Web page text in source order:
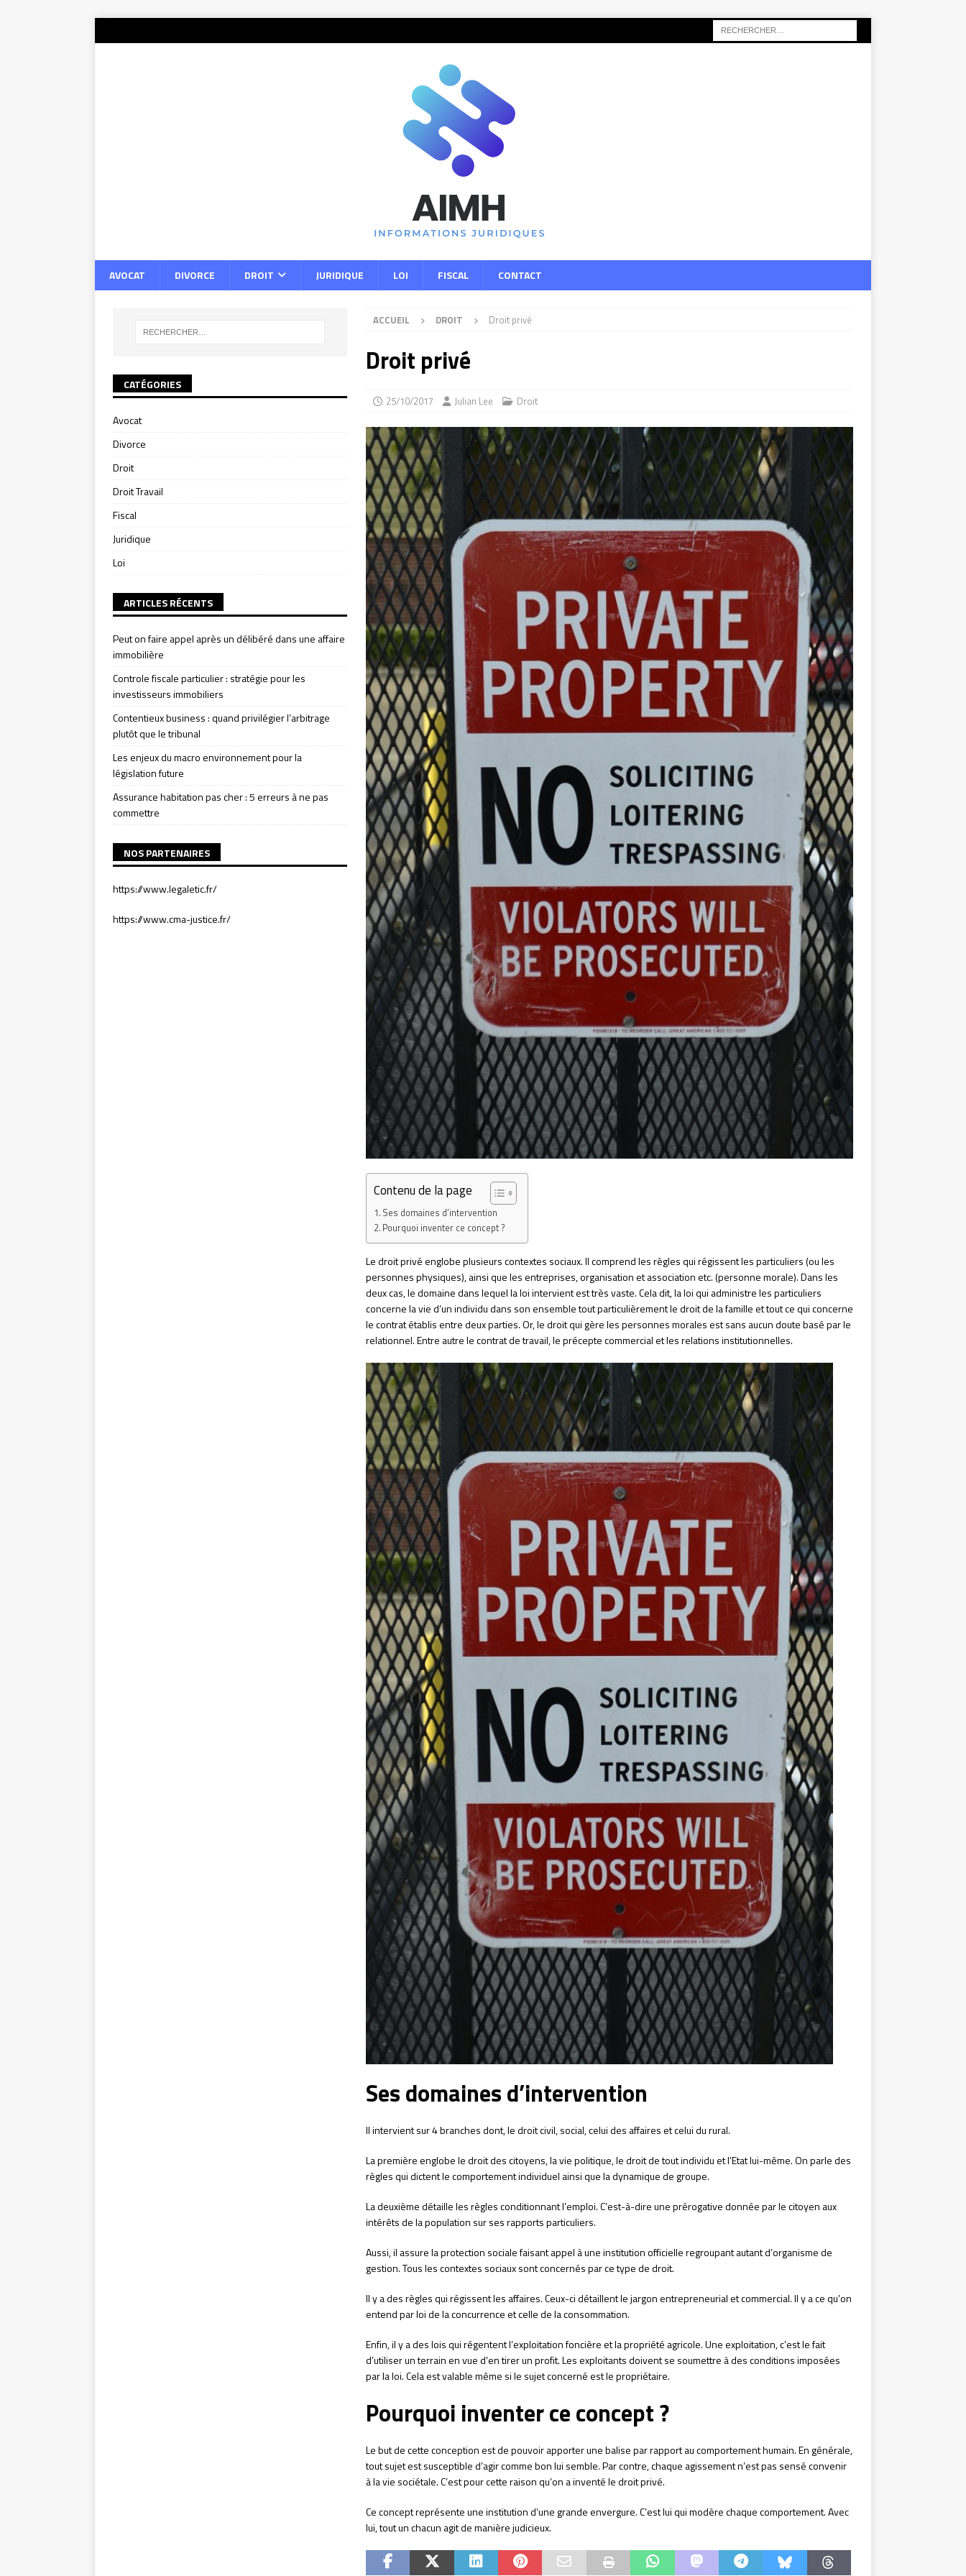
AVOCAT DIVORCE DROIT JURIDIQUE LOI FISCAL CONTACT
ACCUEIL DROIT Droit privé
Droit privé
25/10/2017 Julian Lee Droit
Contenu de la page
Ses domaines d’intervention
Pourquoi inventer ce concept ?
Le droit privé englobe plusieurs contextes sociaux. Il comprend les règles qui régissent les particuliers (ou les
personnes physiques), ainsi que les entreprises, organisation et association etc. (personne morale). Dans les
deux cas, le domaine dans lequel la loi intervient est très vaste. Cela dit, la loi qui administre les particuliers
concerne la vie d’un individu dans son ensemble tout particulièrement le droit de la famille et tout ce qui concerne
le contrat établis entre deux parties. Or, le droit qui gère les personnes morales est sans aucun doute basé par le
relationnel. Entre autre le contrat de travail, le précepte commercial et les relations institutionnelles.
Ses domaines d’intervention
Il intervient sur 4 branches dont, le droit civil, social, celui des affaires et celui du rural.
La première englobe le droit des citoyens, la vie politique, le droit de tout individu et l’Etat lui-même. On parle des
règles qui dictent le comportement individuel ainsi que la dynamique de groupe.
La deuxième détaille les règles conditionnant l’emploi. C’est-à-dire une prérogative donnée par le citoyen aux
intérêts de la population sur ses rapports particuliers.
Aussi, il assure la protection sociale faisant appel à une institution officielle regroupant autant d’organisme de
gestion. Tous les contextes sociaux sont concernés par ce type de droit.
Il y a des règles qui régissent les affaires. Ceux-ci détaillent le jargon entrepreneurial et commercial. Il y a ce qu’on
entend par loi de la concurrence et celle de la consommation.
Enfin, il y a des lois qui régentent l’exploitation foncière et la propriété agricole. Une exploitation, c’est le fait
d’utiliser un terrain en vue d’en tirer un profit. Les exploitants doivent se soumettre à des conditions imposées
par la loi. Cela est valable même si le sujet concerné est le propriétaire.
Pourquoi inventer ce concept ?
Le but de cette conception est de pouvoir apporter une balise par rapport au comportement humain. En générale,
tout sujet est susceptible d’agir comme bon lui semble. Par contre, chaque agissement n’est pas sensé convenir
à la vie sociétale. C’est pour cette raison qu’on a inventé le droit privé.
Ce concept représente une institution d’une grande envergure. C’est lui qui modère chaque comportement. Avec
lui, tout un chacun agit de manière judicieux.
CATÉGORIES
Avocat
Divorce
Droit
Droit Travail
Fiscal
Juridique
Loi
ARTICLES RÉCENTS
Peut on faire appel après un délibéré dans une affaire
immobilière
Controle fiscale particulier : stratégie pour les
investisseurs immobiliers
Contentieux business : quand privilégier l’arbitrage
plutôt que le tribunal
Les enjeux du macro environnement pour la
législation future
Assurance habitation pas cher : 5 erreurs à ne pas
commettre
NOS PARTENAIRES
https://www.legaletic.fr/
https://www.cma-justice.fr/